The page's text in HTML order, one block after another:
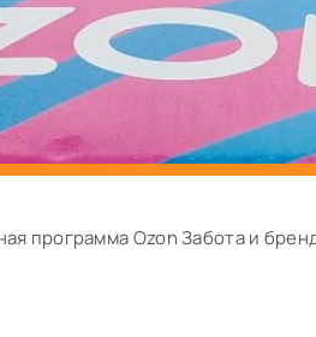
программа Ozon Забота и